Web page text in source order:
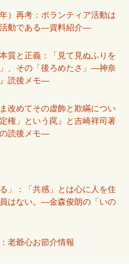
）再考：ボランティア活動は
活動である―資料紹介―
質と正義：「見て見ぬふりを
、その「後ろめたさ」―神奈
読後メモ―
改めてその虚飾と欺瞞につい
権」という罠』と吉崎祥司著
の読後メモ―
」：「共感」とは心に人を住
はない。―金森俊朗の「いの
老爺心お節介情報